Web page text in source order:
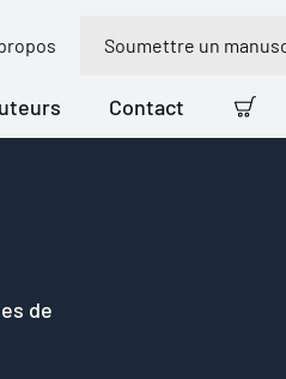
Soumettre un
Contact
Panier
de